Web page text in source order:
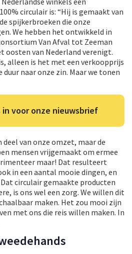
circulair is: “Hij is gemaakt van
spijkerbroeken die onze
We hebben het ontwikkeld in
Van Afval tot Zeeman
oosten van Nederland verenigt.
alleen is het met een verkoopprijs
duur naar onze zin. Maar we tonen
voor onze nieuwsbrief
deel van onze omzet, maar de
mensen vrijgemaakt om ermee
maar! Dat resulteert
in een aantal mooie dingen, en
circulair gemaakte producten
is ons wel een zorg. We willen dit
maken. Het zou mooi zijn
met ons die reis willen maken. In